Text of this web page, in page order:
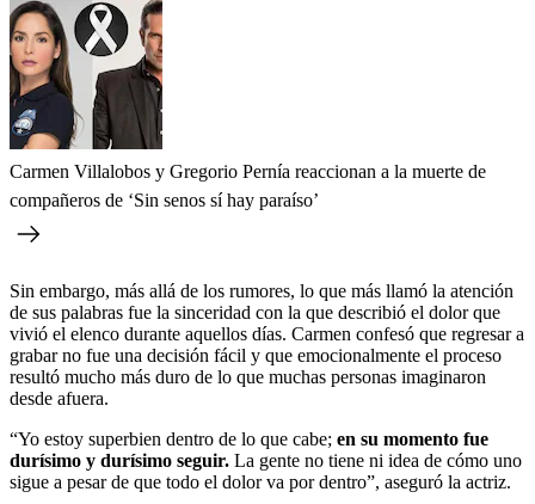
Carmen Villalobos y Gregorio Pernía reaccionan a la muerte de
compañeros de ‘Sin senos sí hay paraíso’
Sin embargo, más allá de los rumores, lo que más llamó la atención
de sus palabras fue la sinceridad con la que describió el dolor que
vivió el elenco durante aquellos días. Carmen confesó que regresar a
grabar no fue una decisión fácil y que emocionalmente el proceso
resultó mucho más duro de lo que muchas personas imaginaron
desde afuera.
“Yo estoy superbien dentro de lo que cabe; en su momento fue
durísimo y durísimo seguir. La gente no tiene ni idea de cómo uno
sigue a pesar de que todo el dolor va por dentro”, aseguró la actriz.